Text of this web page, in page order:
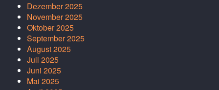
Dezember 2025
November 2025
Oktober 2025
September 2025
August 2025
Juli 2025
Juni 2025
Mai 2025